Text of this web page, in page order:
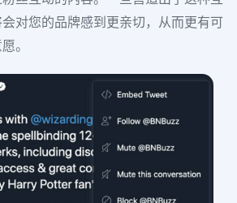
对您的品牌感到更亲切，从而更有可
。